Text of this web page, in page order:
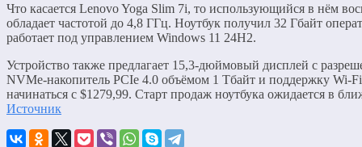
Что касается Lenovo Yoga Slim 7i, то использующийся в нём
обладает частотой до 4,8 ГГц. Ноутбук получил 32 Гбайт
работает под управлением Windows 11 24H2.
Устройство также предлагает 15,3-дюймовый дисплей с
NVMe-накопитель PCIe 4.0 объёмом 1 Тбайт и поддержку Wi-
начинаться с $1279,99. Старт продаж ноутбука ожидается в
Источник